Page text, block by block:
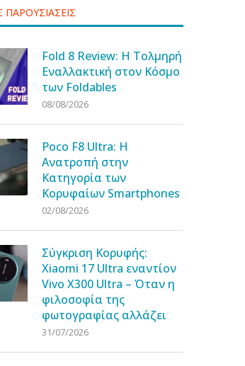
Fold 8 Review: Η Τολμηρή
Εναλλακτική στον Κόσμο
των Foldables
08/08/2026
Poco F8 Ultra: Η
Ανατροπή στην
Κατηγορία των
Κορυφαίων Smartphones
02/08/2026
Σύγκριση Κορυφής:
Xiaomi 17 Ultra εναντίον
Vivo X300 Ultra – Όταν η
φιλοσοφία της
φωτογραφίας αλλάζει
31/07/2026